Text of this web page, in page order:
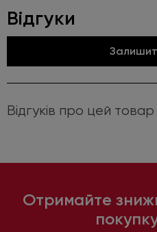
Відгуки
Відгуків про цей
Отримайте